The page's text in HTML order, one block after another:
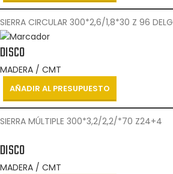
SIERRA CIRCULAR 300*2,6/1,8*30 Z 96
DISCO
MADERA / CMT
AÑADIR AL PRESUPUESTO
SIERRA MÚLTIPLE 300*3,2/2,2/*70 Z24+4
DISCO
MADERA / CMT